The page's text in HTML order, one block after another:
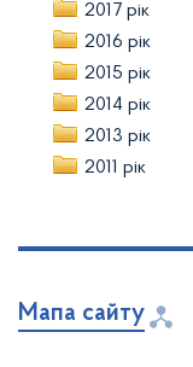
2017 рік
2016 рік
2015 рік
2014 рік
2013 рік
2011 рік
Мапа сайту